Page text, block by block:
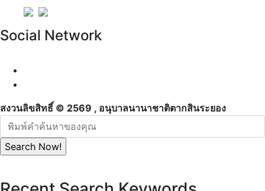
Social Network
สงวนลิขสิทธิ์ © 2569 , อนุบาลนานาชาติตากสินระยอง